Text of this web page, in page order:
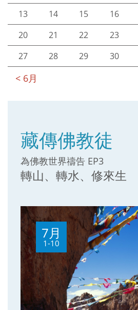
< 6月
13
14 15 16
20
21 22 23
27
28 29 30
藏傳佛教徒
為佛教世界禱告 EP3
轉山、轉水、修來生
7月
1-10